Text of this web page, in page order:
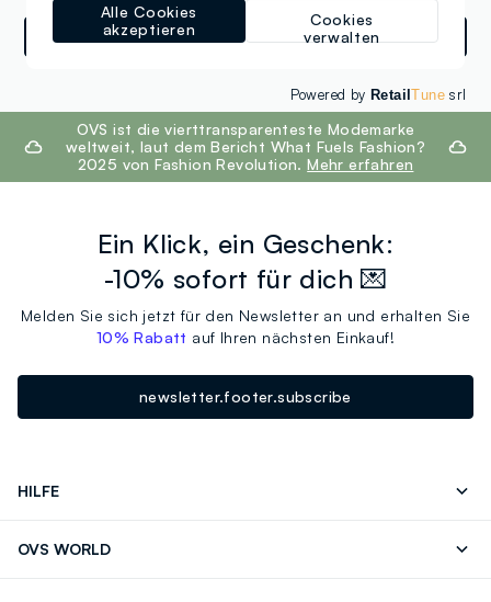
Wegbeschreibungen
Powered by RetailTunesrl
footer.ariatitleOVS ist die vierttransparenteste Modemarke
weltweit, laut dem Bericht What Fuels Fashion?
2025 von Fashion Revolution.Mehr erfahren
Ein Klick, ein Geschenk:
-10% sofort für dich 💌
Melden Sie sich jetzt für den Newsletter an und erhalten Sie
10% Rabatt auf Ihren nächsten Einkauf!
newsletter.footer.subscribe
HILFE
Bestellung/Rücksendung
OVS WORLD
Cookies
verwalten
Alle Cookies
akzeptieren